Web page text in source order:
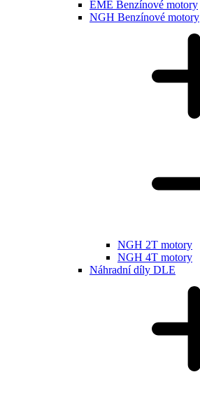
EME Benzínové motory
NGH Benzínové motory
NGH 2T motory
NGH 4T motory
Náhradní díly DLE